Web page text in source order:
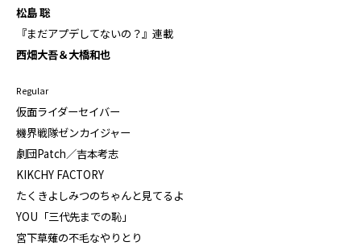
松島 聡
『まだアプデしてないの？』連載
西畑大吾＆大橋和也
Regular
仮面ライダーセイバー
機界戦隊ゼンカイジャー
劇団Patch／吉本考志
KIKCHY FACTORY
たくきよしみつのちゃんと見てるよ
YOU「三代先までの恥」
宮下草薙の不毛なやりとり